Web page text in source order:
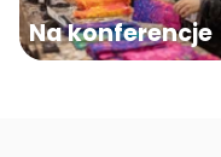
Na konferencje